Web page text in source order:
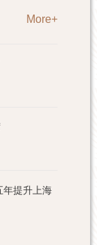
More+
年提升上海